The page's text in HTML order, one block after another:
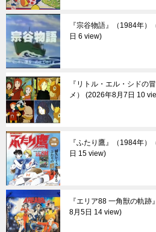
『宗谷物語』（1984年）
日 6 view
『リトル・エル・シドの
メ）
2026年8月7日 10
『ふたり鷹』（1984年）
日 15 view
『エリア88 一角獣の軌跡
8月5日 14 view